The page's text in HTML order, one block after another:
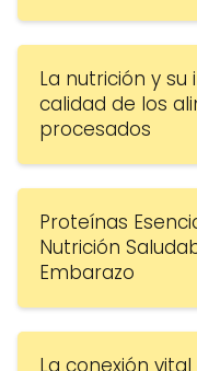
La nutrición y
calidad de los
procesados
Proteínas
Nutrición
Embarazo
La conexión